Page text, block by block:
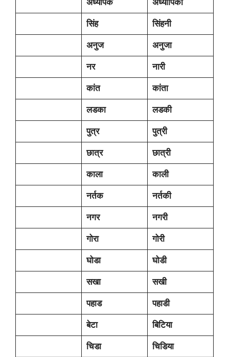
अध्यापक अध्यापिका
सिंह सिंहनी
अनुज अनुजा
नर नारी
कांत कांता
लडका लडकी
पुत्र पुत्री
छात्र छात्री
काला काली
नर्तक नर्तकी
नगर नगरी
गोरा गोरी
घोडा घोडी
सखा सखी
पहाड पहाडी
बेटा बिटिया
चिडा चिडिया